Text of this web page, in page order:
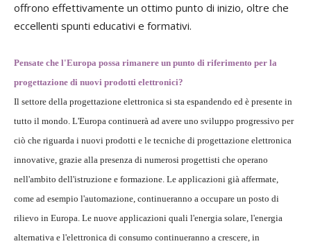
offrono effettivamente un ottimo punto di inizio, oltre che
eccellenti spunti educativi e formativi.
Pensate che l'Europa possa rimanere un punto di riferimento per la
progettazione di nuovi prodotti elettronici?
Il settore della progettazione elettronica si sta espandendo ed è presente in
tutto il mondo. L'Europa continuerà ad avere uno sviluppo progressivo per
ciò che riguarda i nuovi prodotti e le tecniche di progettazione elettronica
innovative, grazie alla presenza di numerosi progettisti che operano
nell'ambito dell'istruzione e formazione. Le applicazioni già affermate,
come ad esempio l'automazione, continueranno a occupare un posto di
rilievo in Europa. Le nuove applicazioni quali l'energia solare, l'energia
alternativa e l'elettronica di consumo continueranno a crescere, in